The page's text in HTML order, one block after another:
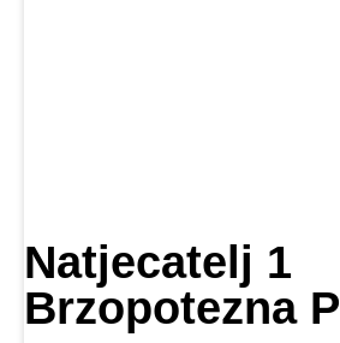
Natjecatelj 1
Brzopotezna